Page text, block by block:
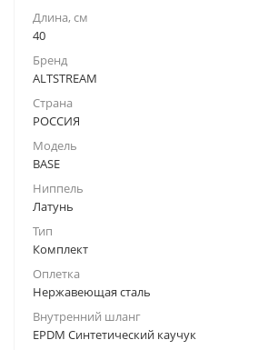
Длина, см
40
Бренд
ALTSTREAM
Страна
РОССИЯ
Модель
BASE
Ниппель
Латунь
Тип
Комплект
Оплетка
Нержавеющая сталь
Внутренний шланг
EPDM Синтетический каучук